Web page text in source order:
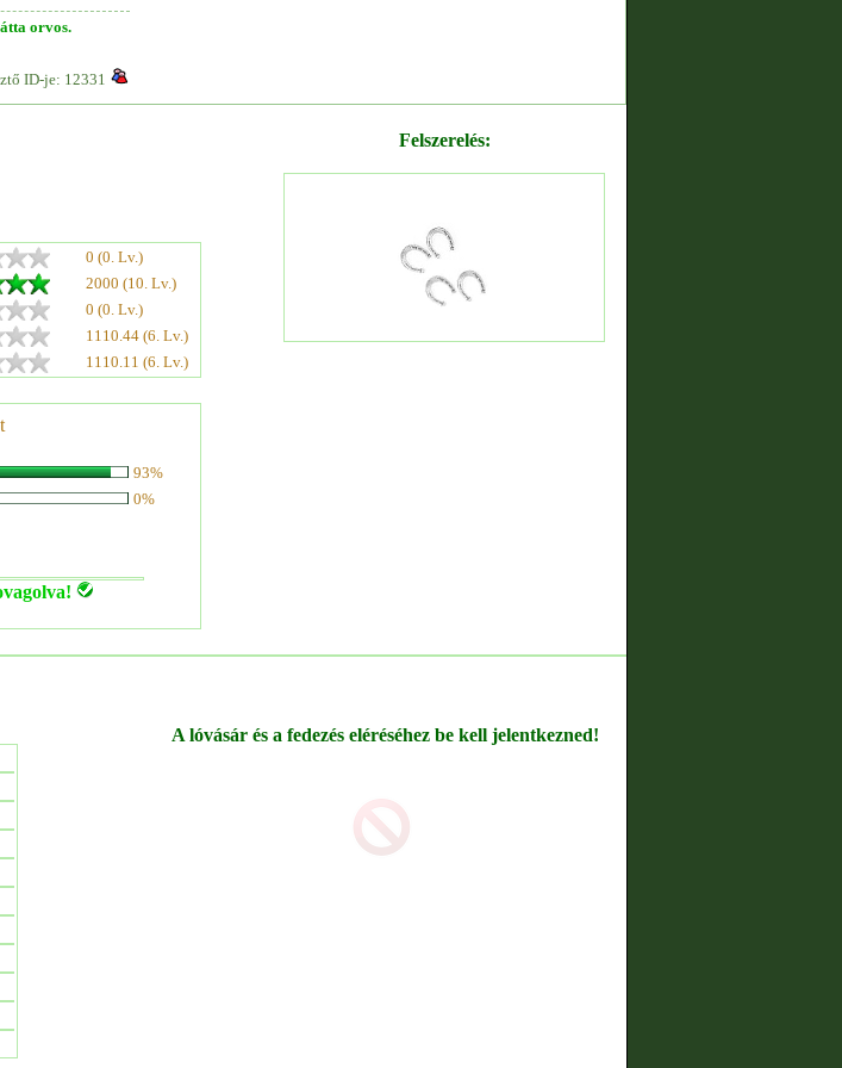
orvos.
ID-je: 12331
0 (0. Lv.)
2000 (10. Lv.)
0 (0. Lv.)
1110.44 (6. Lv.)
1110.11 (6. Lv.)
93%
0%
Felszerelés:
A lóvásár és a fedezés eléréséhez be kell jelentkezned!